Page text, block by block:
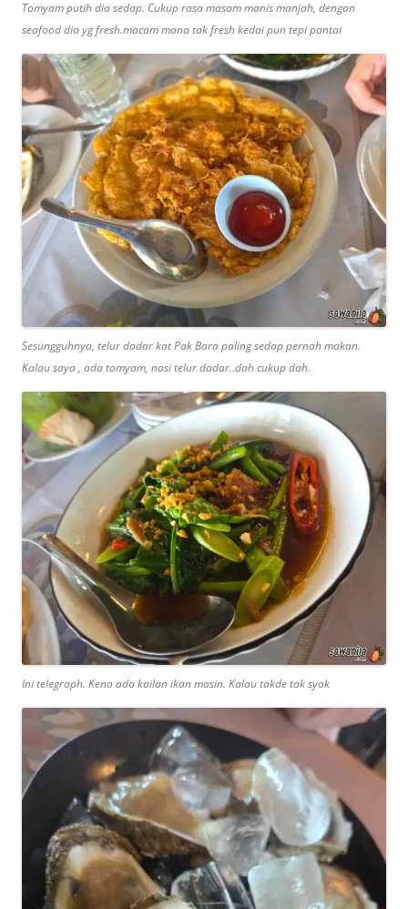
Tomyam putih dia sedap. Cukup rasa masam manis manjah, dengan
seafood dia yg fresh.macam mana tak fresh kedai pun tepi pantai
Sesungguhnya, telur dadar kat Pak Bara paling sedap pernah makan.
Kalau saya , ada tomyam, nasi telur dadar..dah cukup dah.
Ini telegraph. Kena ada kailan ikan masin. Kalau takde tak syok